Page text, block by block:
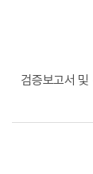
검증보고서